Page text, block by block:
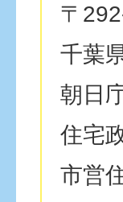
〒
千葉
朝日
住宅
市営